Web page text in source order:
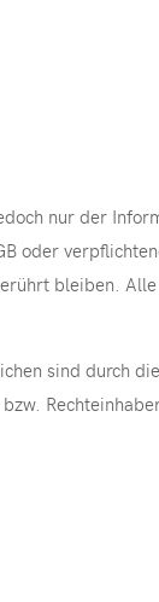
nur der
oder
bleiben.
sind durch